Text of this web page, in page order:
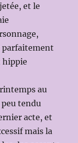
et le
parfaitement
hippie
au
tendu
acte, et
mais la